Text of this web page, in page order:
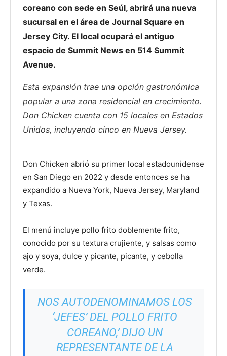
coreano con sede en Seúl, abrirá una nueva
sucursal en el área de Journal Square en
Jersey City. El local ocupará el antiguo
espacio de Summit News en 514 Summit
Avenue.
Esta expansión trae una opción gastronómica
popular a una zona residencial en crecimiento.
Don Chicken cuenta con 15 locales en Estados
Unidos, incluyendo cinco en Nueva Jersey.
Don Chicken abrió su primer local estadounidense
en San Diego en 2022 y desde entonces se ha
expandido a Nueva York, Nueva Jersey, Maryland
y Texas.
El menú incluye pollo frito doblemente frito,
conocido por su textura crujiente, y salsas como
ajo y soya, dulce y picante, picante, y cebolla
verde.
NOS AUTODENOMINAMOS LOS
‘JEFES’ DEL POLLO FRITO
COREANO,’ DIJO UN
REPRESENTANTE DE LA